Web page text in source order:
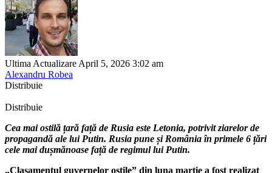
Ultima Actualizare April 5, 2026 3:02 am
Alexandru Robea
Distribuie
Distribuie
Cea mai ostilă țară față de Rusia este Letonia, potrivit ziarelor de
propagandă ale lui Putin. Rusia pune și România în primele 6 țări
cele mai dușmănoase față de regimul lui Putin.
„Clasamentul guvernelor ostile” din luna martie a fost realizat